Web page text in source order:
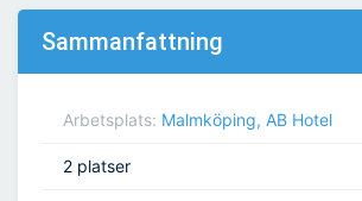
Sammanfattning
Arbetsplats: Malmköping, AB Hotel
2 platser